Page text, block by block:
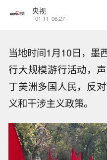
央视
01.11 06:27
当地时间1月10日，墨
行大规模游行活动，
丁美洲多国人民，反
义和干涉主义政策。